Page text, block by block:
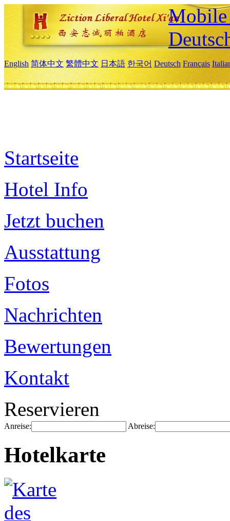
Mobile
English 简体中文 繁體中文 日本語 한국어 Deutsch Français
Startseite
Hotel Info
Jetzt buchen
Ausstattung
Fotos
Nachrichten
Bewertungen
Kontakt
Reservieren
Anreise: Abreise:
Hotelkarte